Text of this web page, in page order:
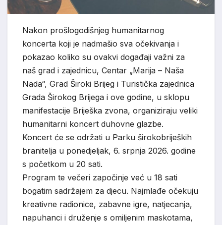
Nakon prošlogodišnjeg humanitarnog
koncerta koji je nadmašio sva očekivanja i
pokazao koliko su ovakvi događaji važni za
naš grad i zajednicu, Centar „Marija – Naša
Nada“, Grad Široki Brijeg i Turistička zajednica
Grada Širokog Brijega i ove godine, u sklopu
manifestacije Briješka zvona, organiziraju veliki
humanitarni koncert duhovne glazbe.
Koncert će se održati u Parku širokobrijeških
branitelja u ponedjeljak, 6. srpnja 2026. godine
s početkom u 20 sati.
Program te večeri započinje već u 18 sati
bogatim sadržajem za djecu. Najmlađe očekuju
kreativne radionice, zabavne igre, natjecanja,
napuhanci i druženje s omiljenim maskotama,